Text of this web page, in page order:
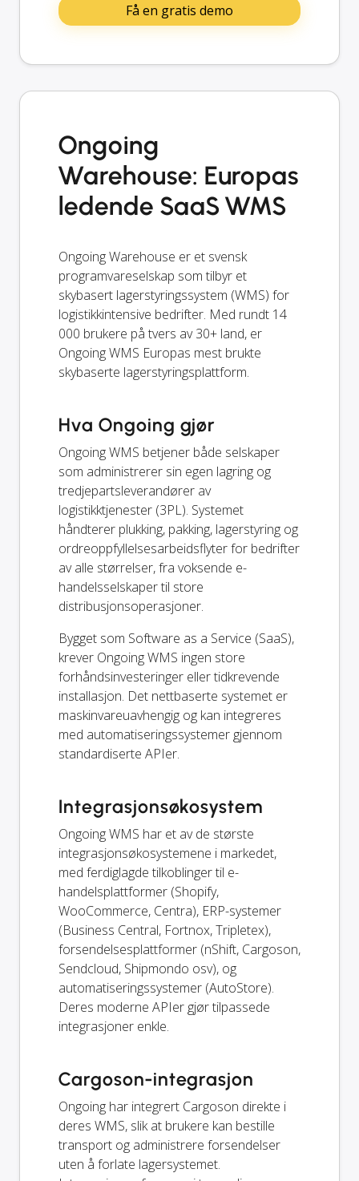
Få en gratis demo
Ongoing
Warehouse: Europas
ledende SaaS WMS
Ongoing Warehouse er et svensk
programvareselskap som tilbyr et
skybasert lagerstyringssystem (WMS) for
logistikkintensive bedrifter. Med rundt 14
000 brukere på tvers av 30+ land, er
Ongoing WMS Europas mest brukte
skybaserte lagerstyringsplattform.
Hva Ongoing gjør
Ongoing WMS betjener både selskaper
som administrerer sin egen lagring og
tredjepartsleverandører av
logistikktjenester (3PL). Systemet
håndterer plukking, pakking, lagerstyring og
ordreoppfyllelsesarbeidsflyter for bedrifter
av alle størrelser, fra voksende e-
handelsselskaper til store
distribusjonsoperasjoner.
Bygget som Software as a Service (SaaS),
krever Ongoing WMS ingen store
forhåndsinvesteringer eller tidkrevende
installasjon. Det nettbaserte systemet er
maskinvareuavhengig og kan integreres
med automatiseringssystemer gjennom
standardiserte APIer.
Integrasjonsøkosystem
Ongoing WMS har et av de største
integrasjonsøkosystemene i markedet,
med ferdiglagde tilkoblinger til e-
handelsplattformer (Shopify,
WooCommerce, Centra), ERP-systemer
(Business Central, Fortnox, Tripletex),
forsendelsesplattformer (nShift, Cargoson,
Sendcloud, Shipmondo osv), og
automatiseringssystemer (AutoStore).
Deres moderne APIer gjør tilpassede
integrasjoner enkle.
Cargoson-integrasjon
Ongoing har integrert Cargoson direkte i
deres WMS, slik at brukere kan bestille
transport og administrere forsendelser
uten å forlate lagersystemet.